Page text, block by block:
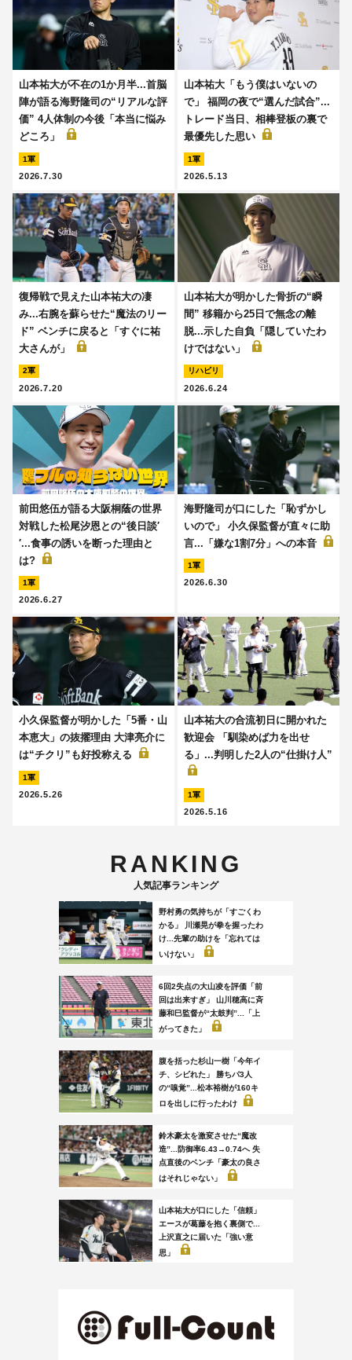
山本祐大が不在の1か月半...首脳
陣が語る海野隆司の“リアルな評
価” 4人体制の今後「本当に悩み
どころ」
1軍
2026.7.30
山本祐大「もう僕はいないの
で」 福岡の夜で“選んだ試合”...
トレード当日、相棒登板の裏で
最優先した思い
1軍
2026.5.13
復帰戦で見えた山本祐大の凄
み...右腕を蘇らせた“魔法のリー
ド” ベンチに戻ると「すぐに祐
大さんが」
2軍
2026.7.20
山本祐大が明かした骨折の“瞬
間” 移籍から25日で無念の離
脱...示した自負「隠していたわ
けではない」
リハビリ
2026.6.24
前田悠伍が語る大阪桐蔭の世界
対戦した松尾汐恩との“後日談′
′...食事の誘いを断った理由と
は?
1軍
2026.6.27
海野隆司が口にした「恥ずかし
いので」 小久保監督が直々に助
言...「嫌な1割7分」への本音
1軍
2026.6.30
小久保監督が明かした「5番・山
本恵大」の抜擢理由 大津亮介に
は“チクリ”も好投称える
1軍
2026.5.26
山本祐大の合流初日に開かれた
歓迎会 「馴染めば力を出せ
る」...判明した2人の“仕掛け人”
1軍
2026.5.16
RANKING
人気記事ランキング
野村勇の気持ちが「すごくわ
かる」 川瀬晃が拳を握ったわ
け...先輩の助けを「忘れては
いけない」
6回2失点の大山凌を評価「前
回は出来すぎ」 山川穂高に斉
藤和巳監督が“太鼓判”...「上
がってきた」
腹を括った杉山一樹「今年イ
チ、シビれた」 勝ちパ3人
の“嗅覚”...松本裕樹が160キ
ロを出しに行ったわけ
鈴木豪太を激変させた“魔改
造”...防御率6.43→0.74へ 失
点直後のベンチ「豪太の良さ
はそれじゃない」
山本祐大が口にした「信頼」
エースが葛藤を抱く裏側で...
上沢直之に届いた「強い意
思」